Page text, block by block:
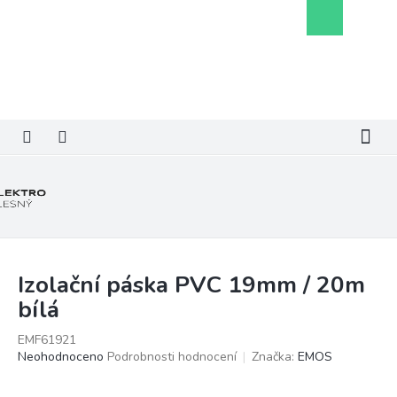
košík
Izolační páska PVC 19mm / 20m
bílá
EMF61921
Průměrné
Neohodnoceno Podrobnosti hodnocení Značka: EMOS